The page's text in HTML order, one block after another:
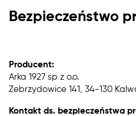
Bezpieczeństwo
Producent:
Arka 1927 sp z o.o.
Zebrzydowice 141, 34-130
Kontakt ds. bezpieczeństwa